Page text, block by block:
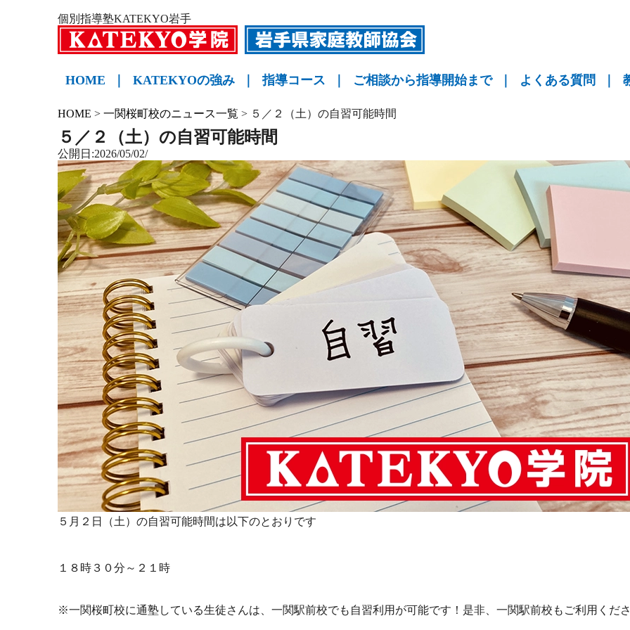
個別指導塾KATEKYO岩手
HOME KATEKYOの強み 指導コース
小学生指導
中学生指導
高校生指導
KATEKYO予備校
ご相談から指導開始まで よくある質問
HOME > 一関桜町校のニュース一覧 > ５／２（土）の自習可能時間
５／２（土）の自習可能時間
公開日:2026/05/02/
５月２日（土）の自習可能時間は以下のとおりです
１８時３０分～２１時
※一関桜町校に通塾している生徒さんは、一関駅前校でも自習利用が可能です！是非、一関駅前校もご利用くだ